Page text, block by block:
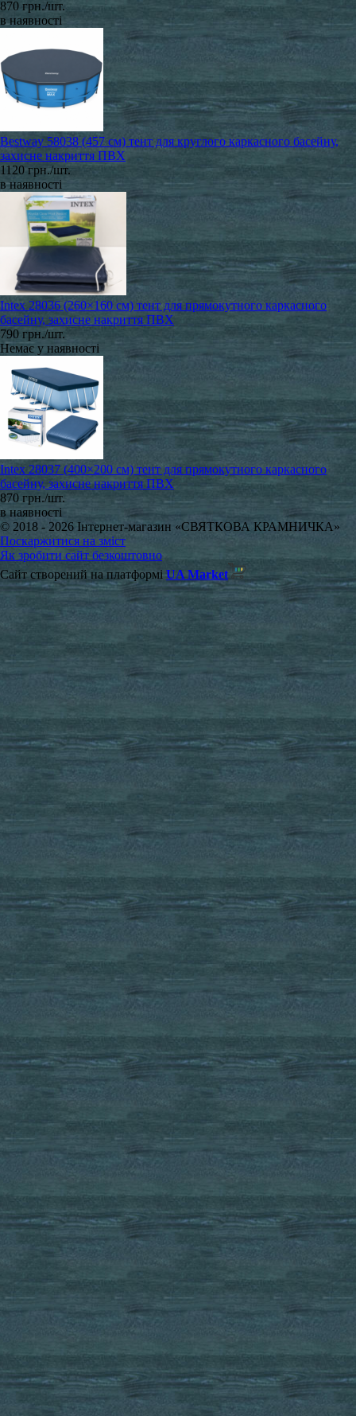
870 грн./шт.
в наявності
Bestway 58038 (457 см) тент для круглого каркасного басейну,
захисне накриття ПВХ
1120 грн./шт.
в наявності
Intex 28036 (260×160 см) тент для прямокутного каркасного
басейну, захисне накриття ПВХ
790 грн./шт.
Немає у наявності
Intex 28037 (400×200 см) тент для прямокутного каркасного
басейну, захисне накриття ПВХ
870 грн./шт.
в наявності
© 2018 - 2026 Інтернет-магазин «СВЯТКОВА КРАМНИЧКА»
Поскаржитися на зміст
Як зробити сайт безкоштовно
Сайт створений на платформіUA Market